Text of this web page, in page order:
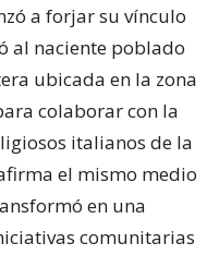
a forjar su vínculo
al naciente poblado
ubicada en la zona
colaborar con la
italianos de la
el mismo medio
en una
comunitarias